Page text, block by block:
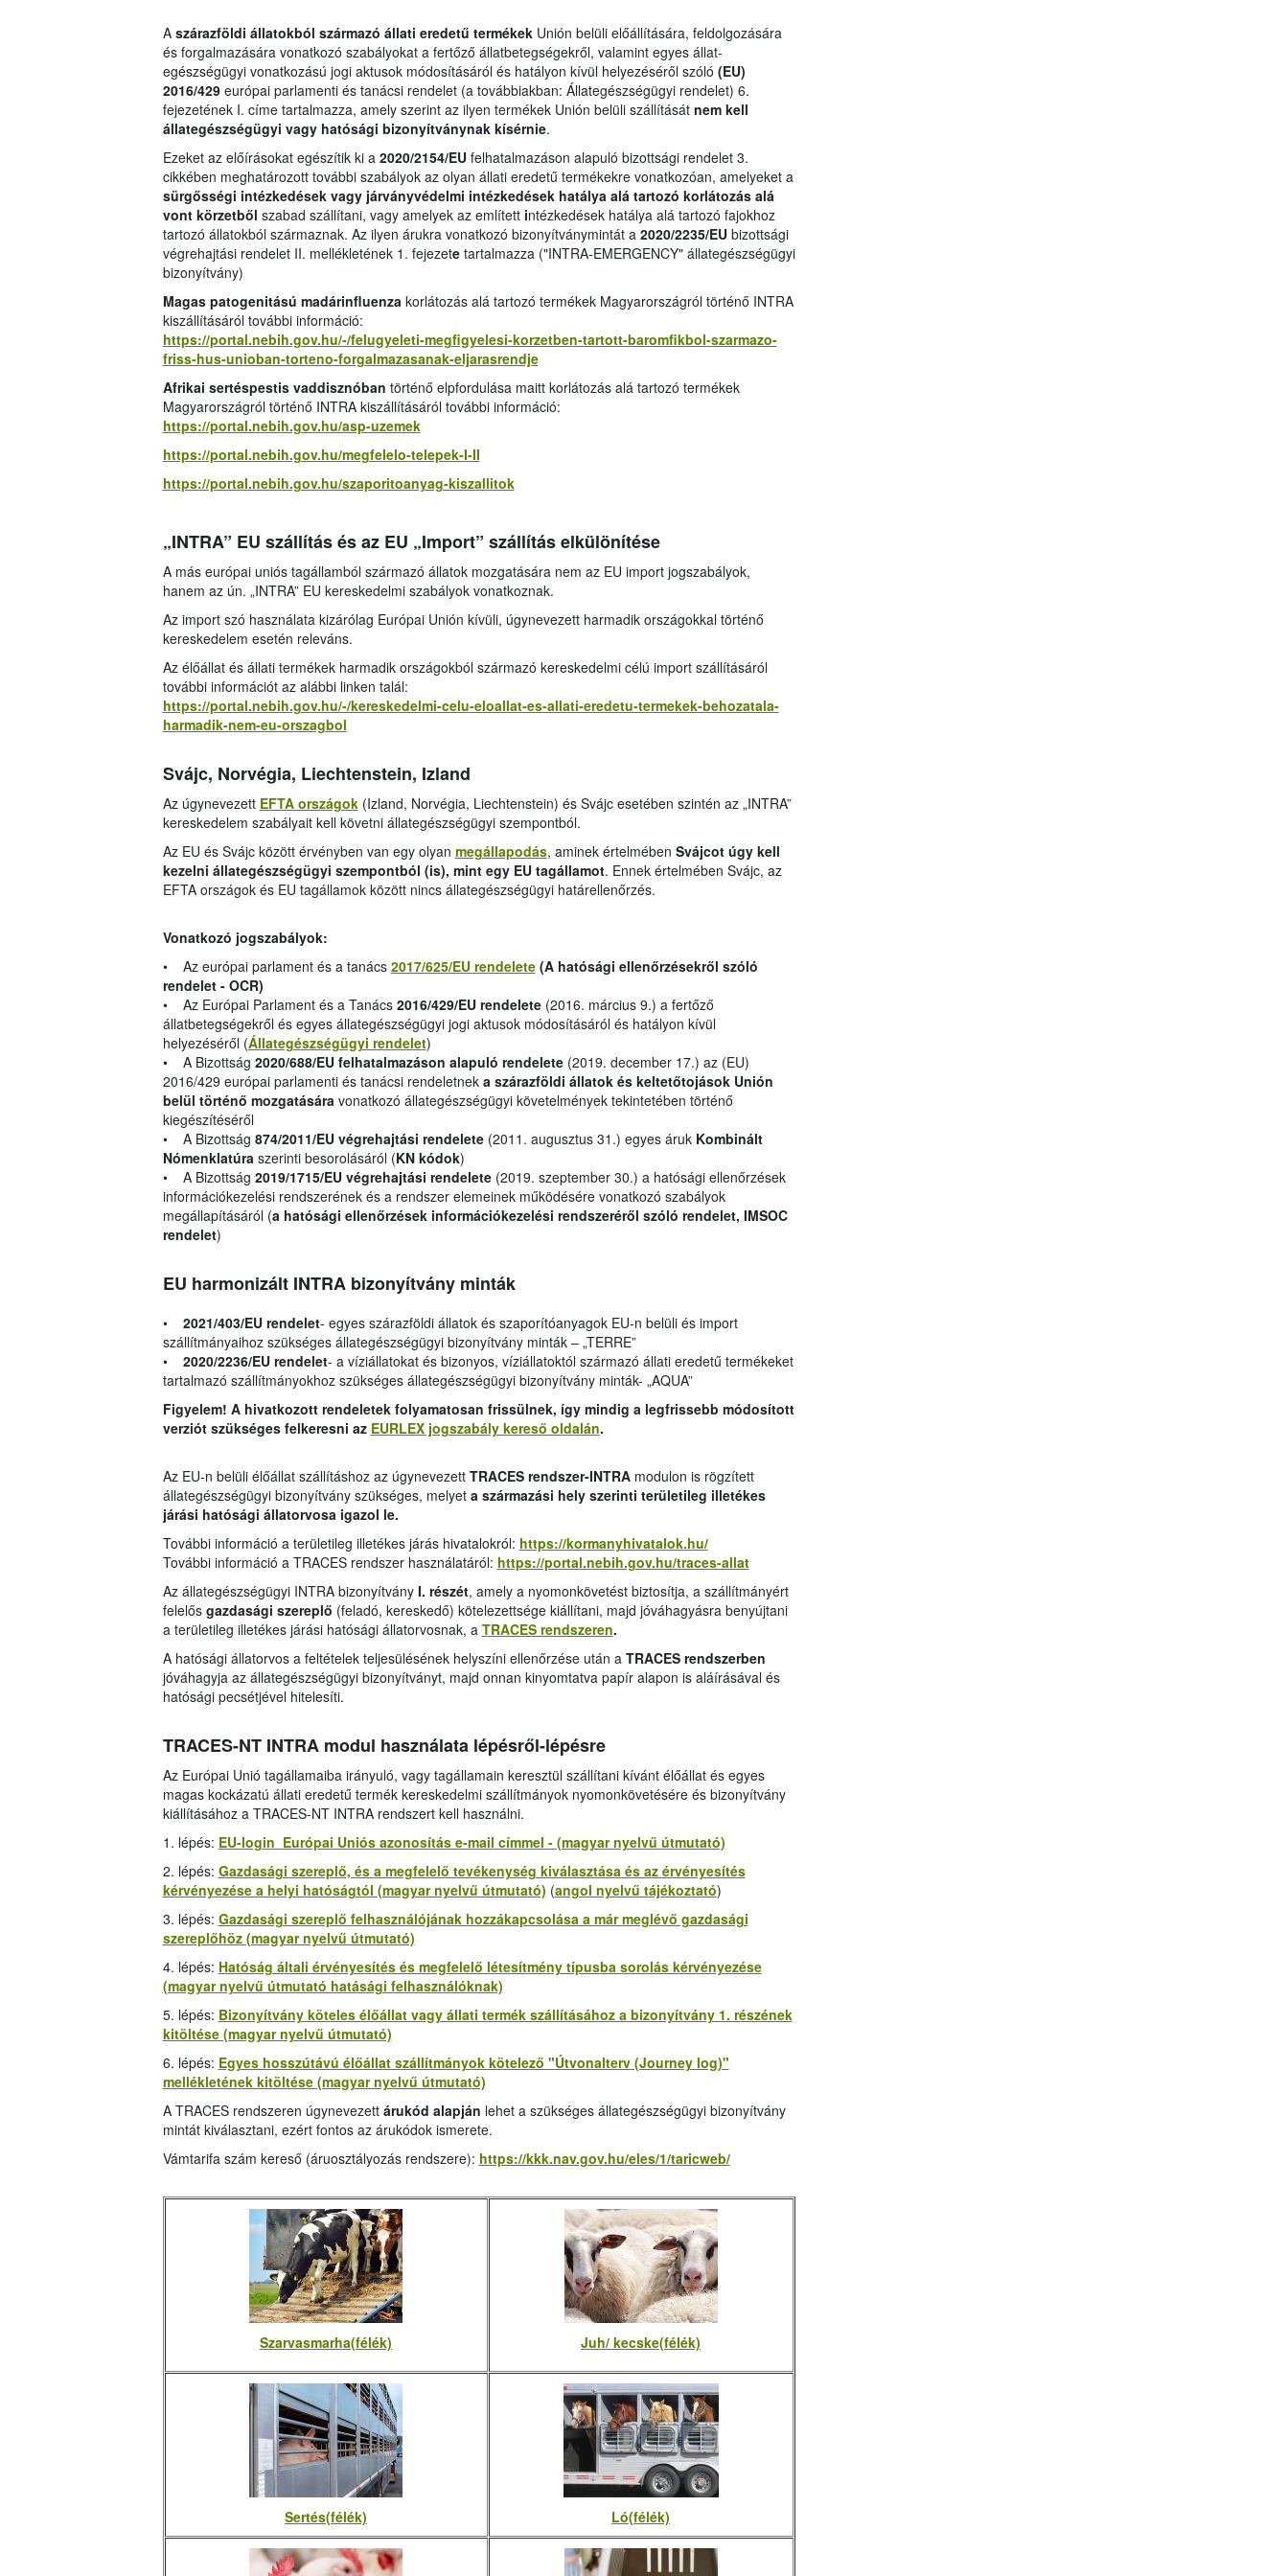
A szárazföldi állatokból származó állati eredetű termékekUnión belüli előállítására, feldolgozására
és forgalmazására vonatkozó szabályokat a fertőző állatbetegségekről, valamint egyes állat-
egészségügyi vonatkozású jogi aktusok módosításáról és hatályon kívül helyezéséről szóló (EU)
2016/429 európai parlamenti és tanácsi rendelet (a továbbiakban: Állategészségügyi rendelet) 6.
fejezetének I. címe tartalmazza, amely szerint az ilyen termékek Unión belüli szállítását nem kell
állategészségügyi vagy hatósági bizonyítványnak kísérnie.
Ezeket az előírásokat egészítik ki a 2020/2154/EU felhatalmazáson alapuló bizottsági rendelet 3.
cikkében meghatározott további szabályok az olyan állati eredetű termékekre vonatkozóan, amelyeket a
sürgősségi intézkedések vagy járványvédelmi intézkedések hatálya alá tartozó korlátozás alá
vont körzetből szabad szállítani, vagy amelyek az említett intézkedések hatálya alá tartozó fajokhoz
tartozó állatokból származnak. Az ilyen árukra vonatkozó bizonyítványmintát a 2020/2235/EU bizottsági
végrehajtási rendelet II. mellékletének 1. fejezetetartalmazza ("INTRA-EMERGENCY" állategészségügyi
bizonyítvány)
Magas patogenitású madárinfluenzakorlátozás alá tartozó termékek Magyarországról történő INTRA
kiszállításáról további információ:
https://portal.nebih.gov.hu/-/felugyeleti-megfigyelesi-korzetben-tartott-baromfikbol-szarmazo-
friss-hus-unioban-torteno-forgalmazasanak-eljarasrendje
Afrikai sertéspestis vaddisznóban történő elpfordulása maitt korlátozás alá tartozó termékek
Magyarországról történő INTRA kiszállításáról további információ:
https://portal.nebih.gov.hu/asp-uzemek
https://portal.nebih.gov.hu/megfelelo-telepek-I-II
https://portal.nebih.gov.hu/szaporitoanyag-kiszallitok
„INTRA” EU szállítás és az EU „Import” szállítás elkülönítése
A más európai uniós tagállamból származó állatok mozgatására nem az EU import jogszabályok,
hanem az ún. „INTRA” EU kereskedelmi szabályok vonatkoznak.
Az import szó használata kizárólag Európai Unión kívüli, úgynevezett harmadik országokkal történő
kereskedelem esetén releváns.
Az élőállat és állati termékek harmadik országokból származó kereskedelmi célú import szállításáról
további információt az alábbi linken talál:
https://portal.nebih.gov.hu/-/kereskedelmi-celu-eloallat-es-allati-eredetu-termekek-behozatala-
harmadik-nem-eu-orszagbol
Svájc, Norvégia, Liechtenstein, Izland
Az úgynevezett EFTA országok(Izland, Norvégia, Liechtenstein) és Svájc esetében szintén az „INTRA”
kereskedelem szabályait kell követni állategészségügyi szempontból.
Az EU és Svájc között érvényben van egy olyan megállapodás, aminek értelmében Svájcot úgy kell
kezelni állategészségügyi szempontból (is), mint egy EU tagállamot. Ennek értelmében Svájc, az
EFTA országok és EU tagállamok között nincs állategészségügyi határellenőrzés.
Vonatkozó jogszabályok:
• Az európai parlament és a tanács 2017/625/EU rendelete(A hatósági ellenőrzésekről szóló
rendelet - OCR)
• Az Európai Parlament és a Tanács 2016/429/EU rendelete(2016. március 9.) a fertőző
állatbetegségekről és egyes állategészségügyi jogi aktusok módosításáról és hatályon kívül
helyezéséről (Állategészségügyi rendelet)
• A Bizottság 2020/688/EU felhatalmazáson alapuló rendelete(2019. december 17.) az (EU)
2016/429 európai parlamenti és tanácsi rendeletnek a szárazföldi állatok és keltetőtojások Unión
belül történő mozgatásáravonatkozó állategészségügyi követelmények tekintetében történő
kiegészítéséről
• A Bizottság 874/2011/EU végrehajtási rendelete (2011. augusztus 31.) egyes áruk Kombinált
Nómenklatúraszerinti besorolásáról (KN kódok)
• A Bizottság 2019/1715/EU végrehajtási rendelete(2019. szeptember 30.) a hatósági ellenőrzések
információkezelési rendszerének és a rendszer elemeinek működésére vonatkozó szabályok
megállapításáról (a hatósági ellenőrzések információkezelési rendszeréről szóló rendelet, IMSOC
rendelet)
EU harmonizált INTRA bizonyítvány minták
• 2021/403/EU rendelet- egyes szárazföldi állatok és szaporítóanyagok EU-n belüli és import
szállítmányaihoz szükséges állategészségügyi bizonyítvány minták – „TERRE”
• 2020/2236/EU rendelet- a víziállatokat és bizonyos, víziállatoktól származó állati eredetű termékeket
tartalmazó szállítmányokhoz szükséges állategészségügyi bizonyítvány minták- „AQUA”
Figyelem! A hivatkozott rendeletek folyamatosan frissülnek, így mindig a legfrissebb módosított
verziót szükséges felkeresni az EURLEX jogszabály kereső oldalán.
Az EU-n belüli élőállat szállításhoz az úgynevezett TRACES rendszer-INTRAmodulon is rögzített
állategészségügyi bizonyítvány szükséges, melyet a származási hely szerinti területileg illetékes
járási hatósági állatorvosa igazol le.
További információ a területileg illetékes járás hivatalokról: https://kormanyhivatalok.hu/
További információ a TRACES rendszer használatáról: https://portal.nebih.gov.hu/traces-allat
Az állategészségügyi INTRA bizonyítvány I. részét, amely a nyomonkövetést biztosítja, a szállítmányért
felelős gazdasági szereplő (feladó, kereskedő) kötelezettsége kiállítani, majd jóváhagyásra benyújtani
a területileg illetékes járási hatósági állatorvosnak, a TRACES rendszeren.
A hatósági állatorvos a feltételek teljesülésének helyszíni ellenőrzése után a TRACES rendszerben
jóváhagyja az állategészségügyi bizonyítványt, majd onnan kinyomtatva papír alapon is aláírásával és
hatósági pecsétjével hitelesíti.
TRACES-NT INTRA modul használata lépésről-lépésre
Az Európai Unió tagállamaiba irányuló, vagy tagállamain keresztül szállítani kívánt élőállat és egyes
magas kockázatú állati eredetű termék kereskedelmi szállítmányok nyomonkövetésére és bizonyítvány
kiállításához a TRACES-NT INTRA rendszert kell használni.
1. lépés: EU-login Európai Uniós azonosítás e-mail címmel - (magyar nyelvű útmutató)
2. lépés: Gazdasági szereplő, és a megfelelő tevékenység kiválasztása és az érvényesítés
kérvényezése a helyi hatóságtól (magyar nyelvű útmutató) (angol nyelvű tájékoztató)
3. lépés: Gazdasági szereplő felhasználójának hozzákapcsolása a már meglévő gazdasági
szereplőhöz (magyar nyelvű útmutató)
4. lépés: Hatóság általi érvényesítés és megfelelő létesítmény típusba sorolás kérvényezése
(magyar nyelvű útmutató hatásági felhasználóknak)
5. lépés: Bizonyítvány köteles élőállat vagy állati termék szállításához a bizonyítvány 1. részének
kitöltése (magyar nyelvű útmutató)
6. lépés: Egyes hosszútávú élőállat szállítmányok kötelező "Útvonalterv (Journey log)"
mellékletének kitöltése (magyar nyelvű útmutató)
A TRACES rendszeren úgynevezett árukód alapján lehet a szükséges állategészségügyi bizonyítvány
mintát kiválasztani, ezért fontos az árukódok ismerete.
Vámtarifa szám kereső (áruosztályozás rendszere): https://kkk.nav.gov.hu/eles/1/taricweb/
Szarvasmarha(félék) Juh/ kecske(félék)
Sertés(félék) Ló(félék)